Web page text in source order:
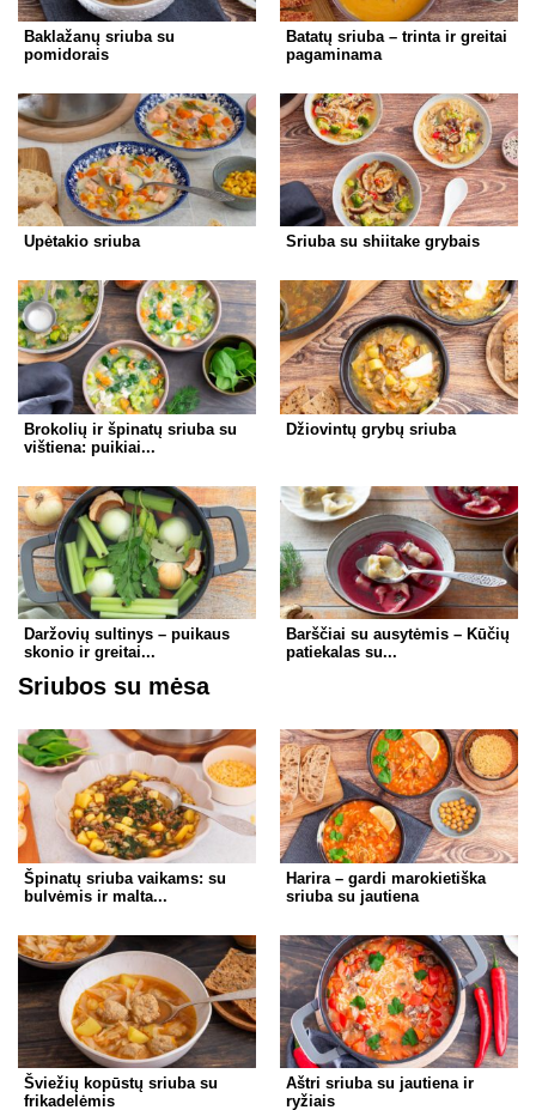
Baklažanų sriuba su
pomidorais
Batatų sriuba – trinta ir greitai
pagaminama
Upėtakio sriuba Sriuba su shiitake grybais
Brokolių ir špinatų sriuba su
vištiena: puikiai...
Džiovintų grybų sriuba
Daržovių sultinys – puikaus
skonio ir greitai...
Barščiai su ausytėmis – Kūčių
patiekalas su...
Sriubos su mėsa
Špinatų sriuba vaikams: su
bulvėmis ir malta...
Harira – gardi marokietiška
sriuba su jautiena
Šviežių kopūstų sriuba su
frikadelėmis
Aštri sriuba su jautiena ir
ryžiais